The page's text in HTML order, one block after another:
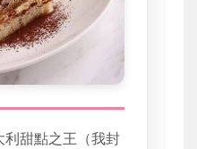
利甜點之王（我封